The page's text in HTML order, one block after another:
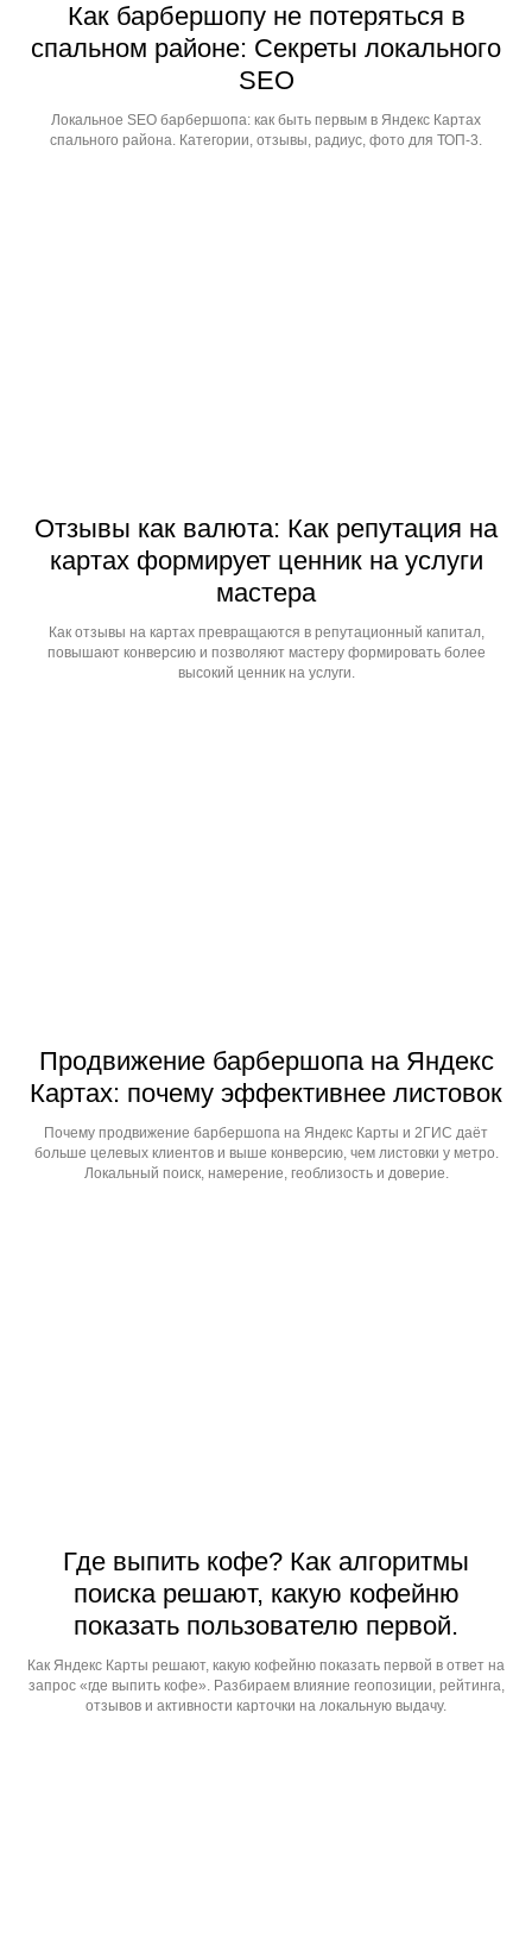
Как барбершопу не потеряться в
спальном районе: Секреты локального
SEO
Локальное SEO барбершопа: как быть первым в Яндекс Картах
спального района. Категории, отзывы, радиус, фото для ТОП-3.
Отзывы как валюта: Как репутация на
картах формирует ценник на услуги
мастера
Как отзывы на картах превращаются в репутационный капитал,
повышают конверсию и позволяют мастеру формировать более
высокий ценник на услуги.
Продвижение барбершопа на Яндекс
Картах: почему эффективнее листовок
Почему продвижение барбершопа на Яндекс Карты и 2ГИС даёт
больше целевых клиентов и выше конверсию, чем листовки у метро.
Локальный поиск, намерение, геоблизость и доверие.
Где выпить кофе? Как алгоритмы
поиска решают, какую кофейню
показать пользователю первой.
Как Яндекс Карты решают, какую кофейню показать первой в ответ на
запрос «где выпить кофе». Разбираем влияние геопозиции, рейтинга,
отзывов и активности карточки на локальную выдачу.
info@outlineagency.ru
Телефон